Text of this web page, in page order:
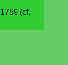
(cf.